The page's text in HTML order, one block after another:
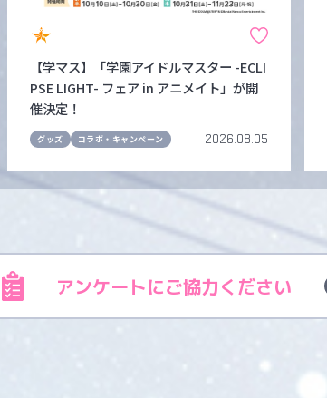
【学マス】「学園アイドルマスター -ECLI
PSE LIGHT- フェア in アニメイト」が開
催決定！
グッズ コラボ・キャンペーン 2026.08.05
アンケートにご協力ください